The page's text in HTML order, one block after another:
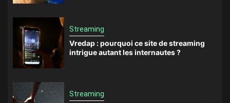
Streaming
Vredap : pourquoi ce site de streaming
intrigue autant les internautes ?
Streaming